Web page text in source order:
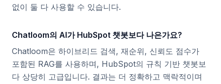
없이 둘 다 사용할 수 있습니다.
Chatloom의 AI가 HubSpot 챗봇보다 나은가요?
Chatloom은 하이브리드 검색, 재순위, 신뢰도 점수가
포함된 RAG를 사용하며, HubSpot의 규칙 기반 챗봇보
다 상당히 고급입니다. 결과는 더 정확하고 맥락적이며